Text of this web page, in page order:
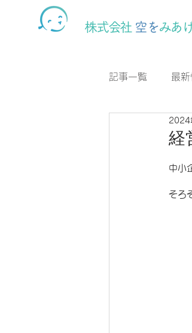
株式会社 空をみあ
記事一覧 最新
CSR活動
経
2024
中小
そろ